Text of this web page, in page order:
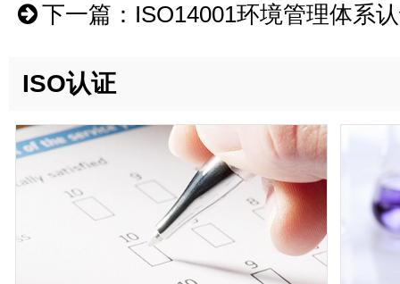
下一篇： ISO14001环境管理体系
ISO认证